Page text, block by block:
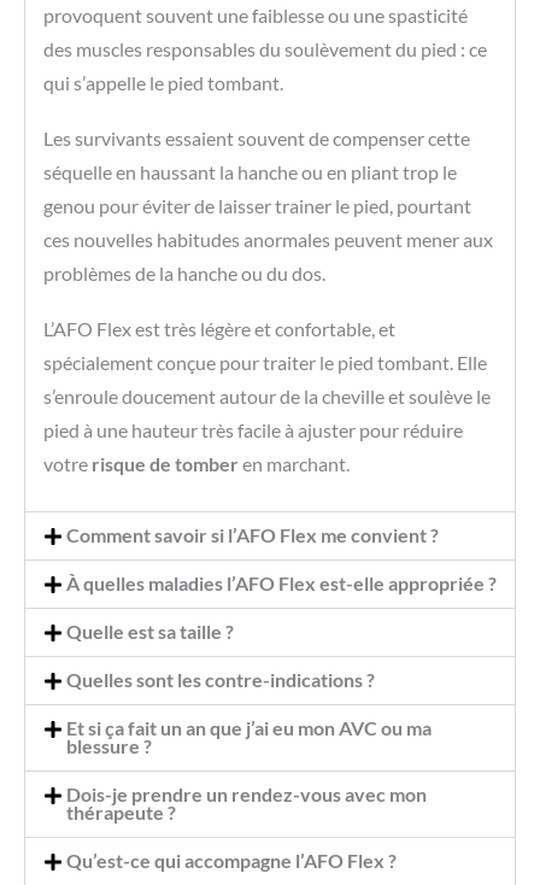
provoquent souvent une faiblesse ou une spasticité
des muscles responsables du soulèvement du pied : ce
qui s’appelle le pied tombant.
Les survivants essaient souvent de compenser cette
séquelle en haussant la hanche ou en pliant trop le
genou pour éviter de laisser trainer le pied, pourtant
ces nouvelles habitudes anormales peuvent mener aux
problèmes de la hanche ou du dos.
L’AFO Flex est très légère et confortable, et
spécialement conçue pour traiter le pied tombant. Elle
s’enroule doucement autour de la cheville et soulève le
pied à une hauteur très facile à ajuster pour réduire
votre risque de tomber en marchant.
Comment savoir si l’AFO Flex me convient ?
À quelles maladies l’AFO Flex est-elle appropriée ?
Quelle est sa taille ?
Quelles sont les contre-indications ?
Et si ça fait un an que j’ai eu mon AVC ou ma
blessure ?
Dois-je prendre un rendez-vous avec mon
thérapeute ?
Qu’est-ce qui accompagne l’AFO Flex ?